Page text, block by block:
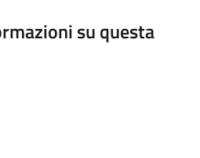
su questa